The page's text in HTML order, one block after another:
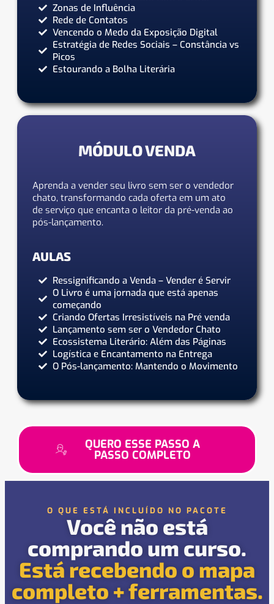
Zonas de Influência
Rede de Contatos
Vencendo o Medo da Exposição Digital
Estratégia de Redes Sociais – Constância vs
Picos
Estourando a Bolha Literária
MÓDULO VENDA
Aprenda a vender seu livro sem ser o vendedor
chato, transformando cada oferta em um ato
de serviço que encanta o leitor da pré-venda ao
pós-lançamento.
AULAS
Ressignificando a Venda – Vender é Servir
O Livro é uma jornada que está apenas
começando
Criando Ofertas Irresistíveis na Pré venda
Lançamento sem ser o Vendedor Chato
Ecossistema Literário: Além das Páginas
Logística e Encantamento na Entrega
O Pós-lançamento: Mantendo o Movimento
QUERO ESSE PASSO A
PASSO COMPLETO
O QUE ESTÁ INCLUÍDO NO PACOTE
Você não está
comprando um curso.
Está recebendo o mapa
completo + ferramentas.